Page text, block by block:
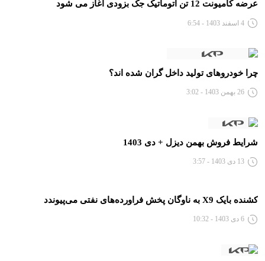
عرضه کامیونت 12 تن اتوماتیک جک بزودی آغاز می شود
4 اسفند 1403 - 6:54
چرا خودروهای تولید داخل گران شده اند؟
26 بهمن 1403 - 3:02
شرایط فروش بهمن دیزل + دی 1403
13 دی 1403 - 3:57
کشنده بایک X9 به ناوگان پخش فراورده‌های نفتی می‌پیوندد
6 دی 1403 - 10:32